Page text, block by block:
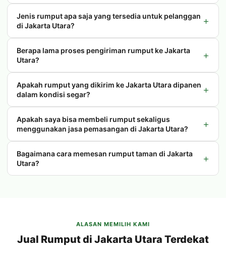
Jenis rumput apa saja yang tersedia untuk pelanggan
di Jakarta Utara?
+
Berapa lama proses pengiriman rumput ke Jakarta
Utara?
+
Apakah rumput yang dikirim ke Jakarta Utara dipanen
dalam kondisi segar?
+
Apakah saya bisa membeli rumput sekaligus
menggunakan jasa pemasangan di Jakarta Utara?
+
Bagaimana cara memesan rumput taman di Jakarta
Utara?
+
ALASAN MEMILIH KAMI
Jual Rumput di Jakarta Utara Terdekat